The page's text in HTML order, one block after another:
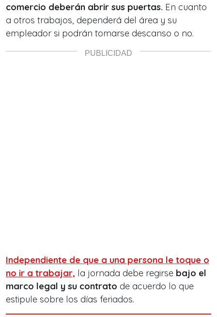
comercio deberán abrir sus puertas. En cuanto
a otros trabajos, dependerá del área y su
empleador si podrán tomarse descanso o no.
Independiente de que a una persona le toque o
no ir a trabajar, la jornada debe regirse bajo el
marco legal y su contrato de acuerdo lo que
estipule sobre los días feriados.